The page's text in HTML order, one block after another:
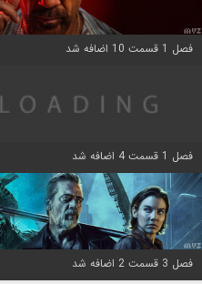
فصل 1 قسمت 10 اضافه شد
فصل 1 قسمت 4 اضافه شد
فصل 3 قسمت 2 اضافه شد